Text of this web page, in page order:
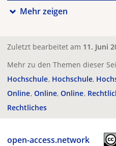
Mehr zeigen
Zuletzt bearbeitet am 11. Juni
Mehr zu den Themen dieser
Hochschule Hochschule
Online Online Online
Rechtliches
open-access.network